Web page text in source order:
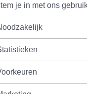
je in met ons